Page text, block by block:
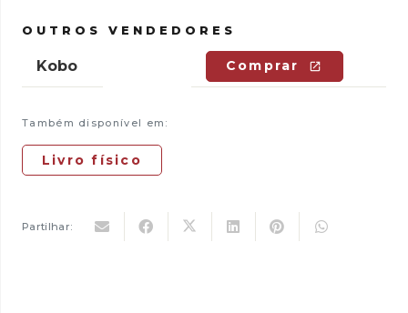
OUTROS VENDEDORES
Kobo Comprar
Também disponível em:
Livro físico
Partilhar: